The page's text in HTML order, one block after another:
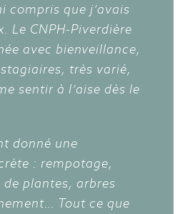
compris que j’avais
Le CNPH-Piverdière
avec bienveillance,
très varié,
sentir à l’aise dès le
donné une
: rempotage,
plantes, arbres
Tout ce que